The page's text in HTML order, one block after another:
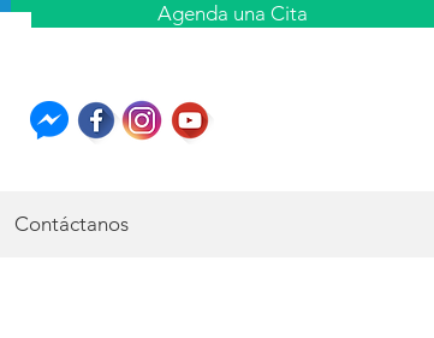
Agenda una Cita
Contáctanos